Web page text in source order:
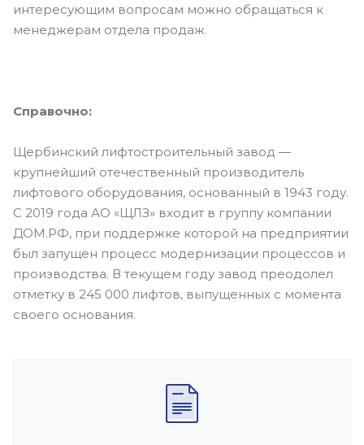
интересующим вопросам можно обращаться к
менеджерам отдела продаж.
Справочно:
Щербинский лифтостроительный завод —
крупнейший отечественный производитель
лифтового оборудования, основанный в 1943 году.
C 2019 года АО «ЩЛЗ» входит в группу компании
ДОМ.РФ, при поддержке которой на предприятии
был запущен процесс модернизации процессов и
производства. В текущем году завод преодолел
отметку в 245 000 лифтов, выпущенных с момента
своего основания.